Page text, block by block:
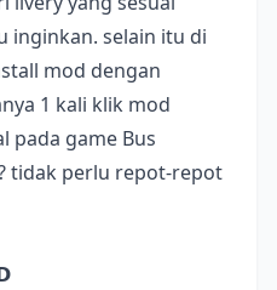
inginkan. selain itu di
mod dengan
1 kali klik mod
pada game Bus
tidak perlu repot-repot